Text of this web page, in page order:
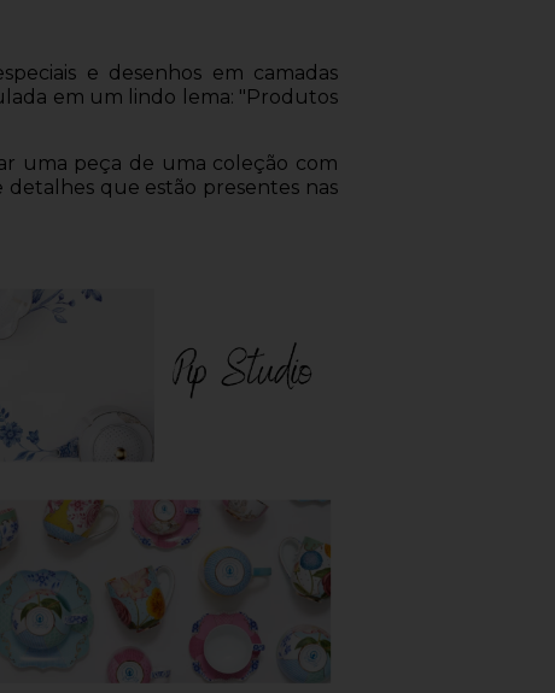
e desenhos em camadas
em um lindo lema: "Produtos
uma peça de uma coleção com
que estão presentes nas